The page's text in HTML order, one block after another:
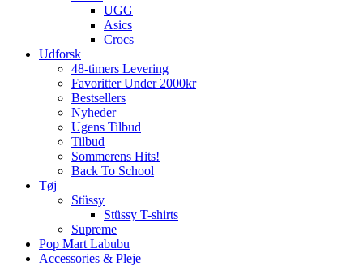
UGG
Asics
Crocs
Udforsk
48-timers Levering
Favoritter Under 2000kr
Bestsellers
Nyheder
Ugens Tilbud
Tilbud
Sommerens Hits!
Back To School
Tøj
Stüssy
Stüssy T-shirts
Supreme
Pop Mart Labubu
Accessories & Pleje